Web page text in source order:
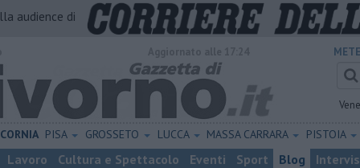
audience di
PISA GROSSETO LUCCA MASSA CARRARA PISTOIA
Lavoro Cultura e Spettacolo Eventi Sport Blog